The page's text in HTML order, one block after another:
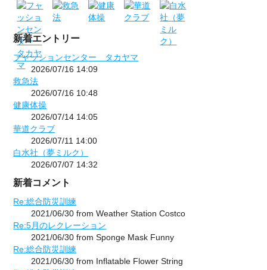
新着エントリー
フャッションセンター タカヤマ
2026/07/16 14:09
救急法
2026/07/16 10:48
健康体操
2026/07/14 14:05
華道クラブ
2026/07/11 14:00
白水社（夢ミルク）
2026/07/07 14:32
新着コメント
Re:総合防災訓練
2021/06/30 from Weather Station Costco
Re:5月のレクレーション
2021/06/30 from Sponge Mask Funny
Re:総合防災訓練
2021/06/30 from Inflatable Flower String